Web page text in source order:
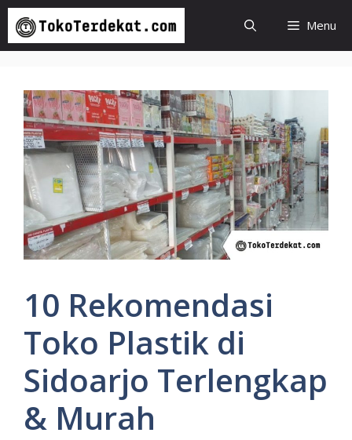
Langsung
isi
Menu
10 Rekomendasi
Toko Plastik di
Sidoarjo Terlengkap
& Murah